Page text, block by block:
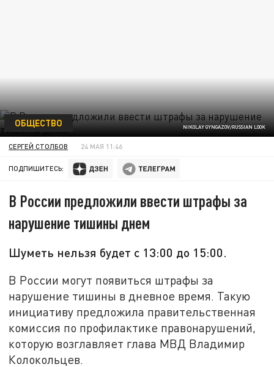
NIKOLAY GYNGAZOV/RUSSIAN LOOK
ОБЩЕСТВО
СЕРГЕЙ СТОЛБОВ 24 МАЯ 11:46
ПОДПИШИТЕСЬ:
В России предложили ввести штрафы за
нарушение тишины днем
Шуметь нельзя будет с 13:00 до 15:00.
В России могут появиться штрафы за
нарушение тишины в дневное время. Такую
инициативу предложила правительственная
комиссия по профилактике правонарушений,
которую возглавляет глава МВД Владимир
Колокольцев.